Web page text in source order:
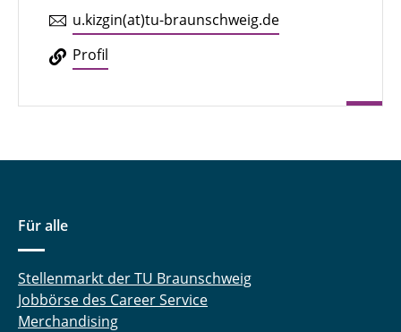
u.​kizgin(at)tu-braun­schweig.de
Profil
Für alle
Stellenmarkt der TU Braunschweig
Jobbörse des Career Service
Merchandising